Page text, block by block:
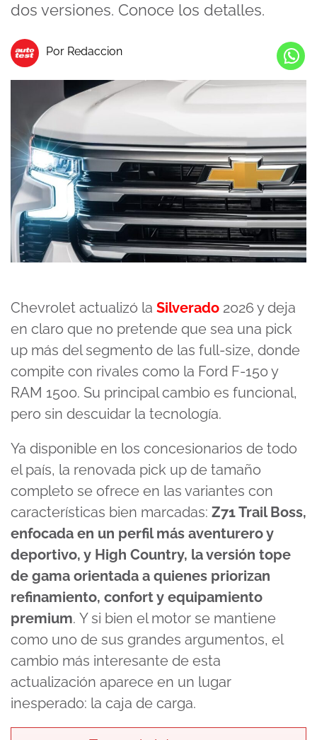
dos versiones. Conoce los detalles.
Por Redaccion
Chevrolet actualizó la Silverado 2026 y deja
en claro que no pretende que sea una pick
up más del segmento de las full-size, donde
compite con rivales como la Ford F-150 y
RAM 1500. Su principal cambio es funcional,
pero sin descuidar la tecnología.
Ya disponible en los concesionarios de todo
el país, la renovada pick up de tamaño
completo se ofrece en las variantes con
características bien marcadas: Z71 Trail Boss,
enfocada en un perfil más aventurero y
deportivo, y High Country, la versión tope
de gama orientada a quienes priorizan
refinamiento, confort y equipamiento
premium. Y si bien el motor se mantiene
como uno de sus grandes argumentos, el
cambio más interesante de esta
actualización aparece en un lugar
inesperado: la caja de carga.